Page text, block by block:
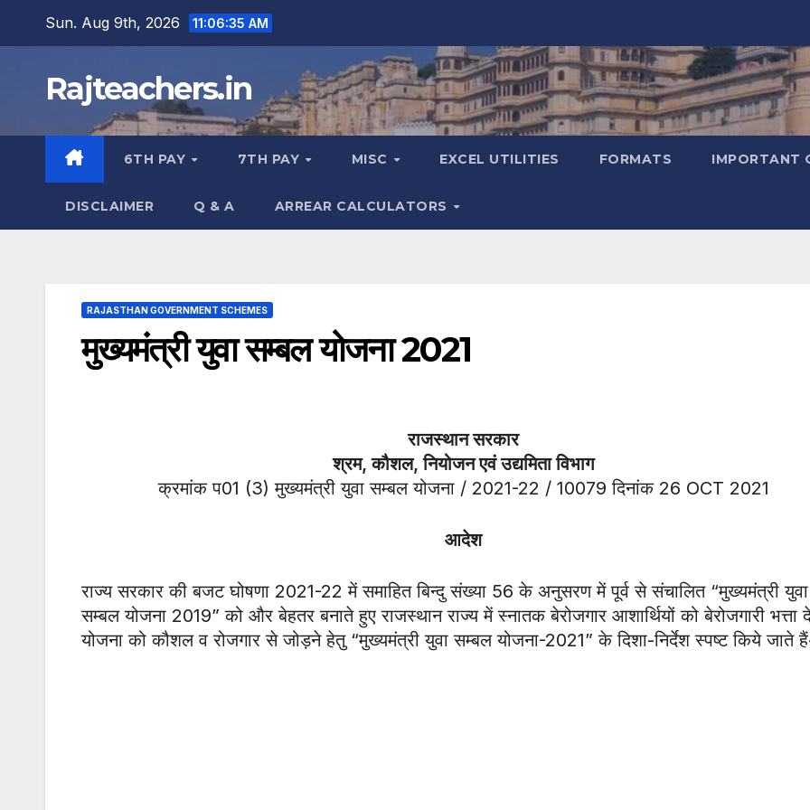
Sun. Aug 9th, 2026 11:06:36 AM
Rajteachers.in
6TH PAY 7TH PAY MISC EXCEL UTILITIES FORMATS IMPORTANT
DISCLAIMER Q & A ARREAR CALCULATORS
RAJASTHAN GOVERNMENT SCHEMES
मुख्यमंत्री युवा सम्बल योजना 2021
राजस्थान सरकार
श्रम, कौशल, नियोजन एवं उद्यमिता विभाग
क्रमांक प01 (3) मुख्यमंत्री युवा सम्बल योजना / 2021-22 / 10079 दिनांक 26 OCT 2021
आदेश
राज्य सरकार की बजट घोषणा 2021-22 में समाहित बिन्दु संख्या 56 के अनुसरण में पूर्व से संचालित “मुख्यमंत्री युवा
सम्बल योजना 2019” को और बेहतर बनाते हुए राजस्थान राज्य में स्नातक बेरोजगार आशार्थियों को बेरोजगारी भत्ता
योजना को कौशल व रोजगार से जोड़ने हेतु “मुख्यमंत्री युवा सम्बल योजना-2021” के दिशा-निर्देश स्पष्ट किये जाते